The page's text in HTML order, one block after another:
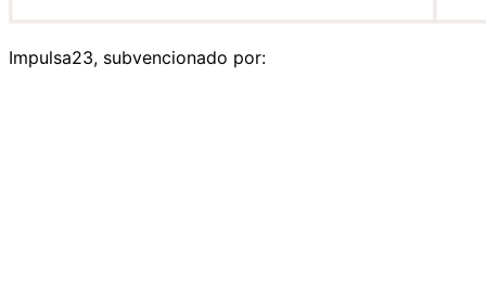
Impulsa23, subvencionado por: